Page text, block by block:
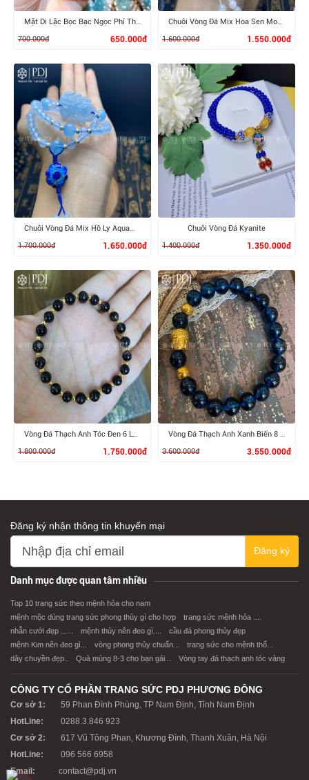
XEM CHI TIẾT
Mặt Di Lặc Bọc Bạc Ngọc Phỉ Thúy
700.000đ
650.000đ
XEM CHI TIẾT
Chuỗi Vòng Đá Mix Hoa Sen Moonstone
1.600.000đ
1.550.000đ
XEM CHI TIẾT
1.700.000đ
1.650.000đ
XEM CHI TIẾT
Chuỗi Vòng Đá Kyanite
1.400.000đ
1.350.000đ
XEM CHI TIẾT
Vòng Đá Thạch Anh Tóc Đen 6 Ly Vàng 10K
1.800.000đ
1.750.000đ
XEM CHI TIẾT
Vòng Đá Thạch Anh Xanh Biển 8 Ly Mix Charm Phật, Bi 24K
3.600.000đ
3.550.000đ
Đăng ký nhận thông tin khuyến mại
Đăng ký
Danh mục được quan tâm nhiều
Top 10 trang sức theo mệnh hỏa cho nam
mệnh mộc dùng trang sức phong thủy gì cho hợp
trang sức mệnh hỏa ....
nhẫn cưới đẹp ......
mệnh thủy nên đeo gì....
cầu đá phong thủy đẹp
mệnh Kim nên đeo gì...
vòng phong thủy chuẩn...
trang sức cho mệnh thổ...
dây chuyền đẹp..
Quà mùng 8-3 cho bạn gái... Vòng tay đá thạch anh tóc vàng
CÔNG TY CỔ PHẦN TRANG SỨC PDJ PHƯƠNG ĐÔNG
Cơ sở 1:
59 Phan Đình Phùng, TP Nam Định, Tỉnh Nam Định
HotLine:
0288.3.846 923
Cơ sở 2:
617 Vũ Tông Phan, Khương Đình, Thanh Xuân, Hà Nội
HotLine:
096 566 6958
Email:
contact@pdj.vn